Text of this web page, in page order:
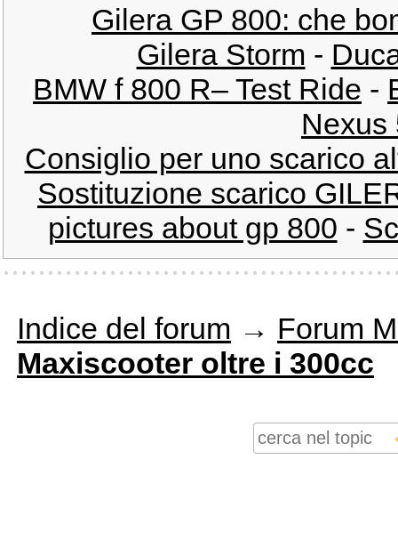
Gilera GP 800: che
Gilera Storm -
BMW f 800 R– Test Ride -
Nexus
Consiglio per uno scarico
Sostituzione scarico
pictures about gp 800 -
Indice del forum → Forum
Maxiscooter oltre i 300cc